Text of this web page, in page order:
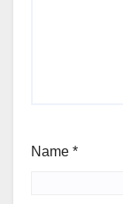
Name *